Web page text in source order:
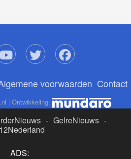
voorwaarden Contact
| Ontwikkeling:
- GelreNieuws -
ADS: